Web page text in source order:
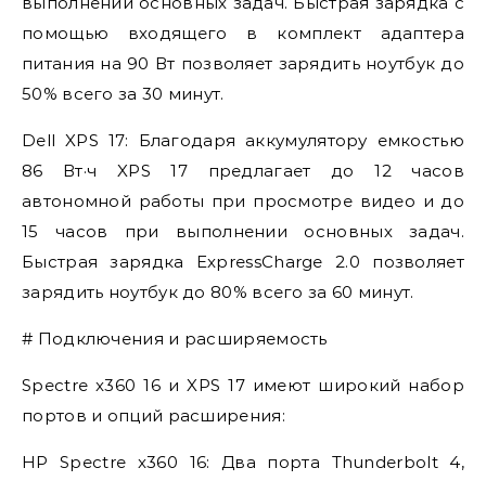
помощью входящего в комплект адаптера
питания на 90 Вт позволяет зарядить ноутбук до
50% всего за 30 минут.
Dell XPS 17: Благодаря аккумулятору емкостью
86 Вт·ч XPS 17 предлагает до 12 часов
автономной работы при просмотре видео и до
15 часов при выполнении основных задач.
Быстрая зарядка ExpressCharge 2.0 позволяет
зарядить ноутбук до 80% всего за 60 минут.
# Подключения и расширяемость
Spectre x360 16 и XPS 17 имеют широкий набор
портов и опций расширения:
HP Spectre x360 16: Два порта Thunderbolt 4,